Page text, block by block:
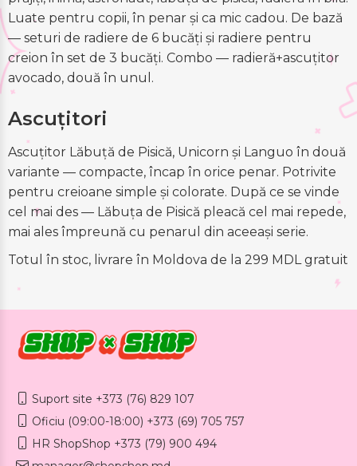
Luate pentru copii, în penar și ca mic cadou. De bază
— seturi de radiere de 6 bucăți și radiere pentru
creion în set de 3 bucăți. Combo — radieră+ascuțitor
avocado, două în unul.
Ascuțitori
Ascuțitor Lăbuță de Pisică, Unicorn și Languo în două
variante — compacte, încap în orice penar. Potrivite
pentru creioane simple și colorate. După ce se vinde
cel mai des — Lăbuța de Pisică pleacă cel mai repede,
mai ales împreună cu penarul din aceeași serie.
Totul în stoc, livrare în Moldova de la 299 MDL gratuit
Suport site +373 (76) 829 107
Oficiu (09:00-18:00) +373 (69) 705 757
HR ShopShop +373 (79) 900 494